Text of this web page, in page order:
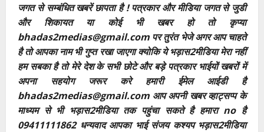
जगत से सम्बंधित खबरें छापता है ! पत्रकार और मीडिया जगत से जुडी
और शिकायत या कोई भी खबर हो तो कृप्या
bhadas2medias@gmail.com पर तुरंत भेजे अगर आप चाहते
है तो आपका नाम भी गुप्त रखा जाएगा क्योकि ये भड़ास2मीडिया मेरा नहीं
हम सबका है तो मेरे देश के सभी छोटे और बड़े पत्रकार भाईयों खबरों में
अपना सहयोग जरूर करे हमारी ईमेल आईडी है
bhadas2medias@gmail.com आप अपनी खबर व्हाट्सप्प के
माध्यम से भी भड़ास2मीडिया तक पहुंचा सकते है हमारा no है
09411111862 धन्यवाद आपका भाई संजय कश्यप भड़ास2मीडिया